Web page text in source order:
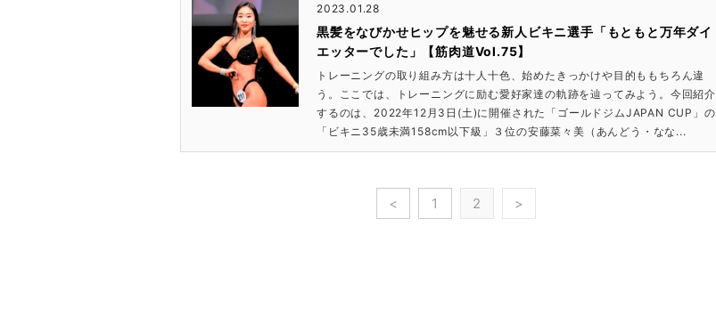
2023.01.28
黒髪をなびかせヒップを魅せる新人ビキニ選手「もともと万年ダイ
エッターでした」【筋肉道Vol.75】
トレーニングの取り組み方は十人十色、始めたきっかけや目的ももちろん違
う。ここでは、トレーニングに励む愛好家達の軌跡を辿ってみよう。今回紹介
するのは、2022年12月3日(土)に開催された「ゴールドジムJAPAN CUP」の
「ビキニ35歳未満158cm以下級」３位の安藤菜々美（あんどう・なな...
< 1 2 >